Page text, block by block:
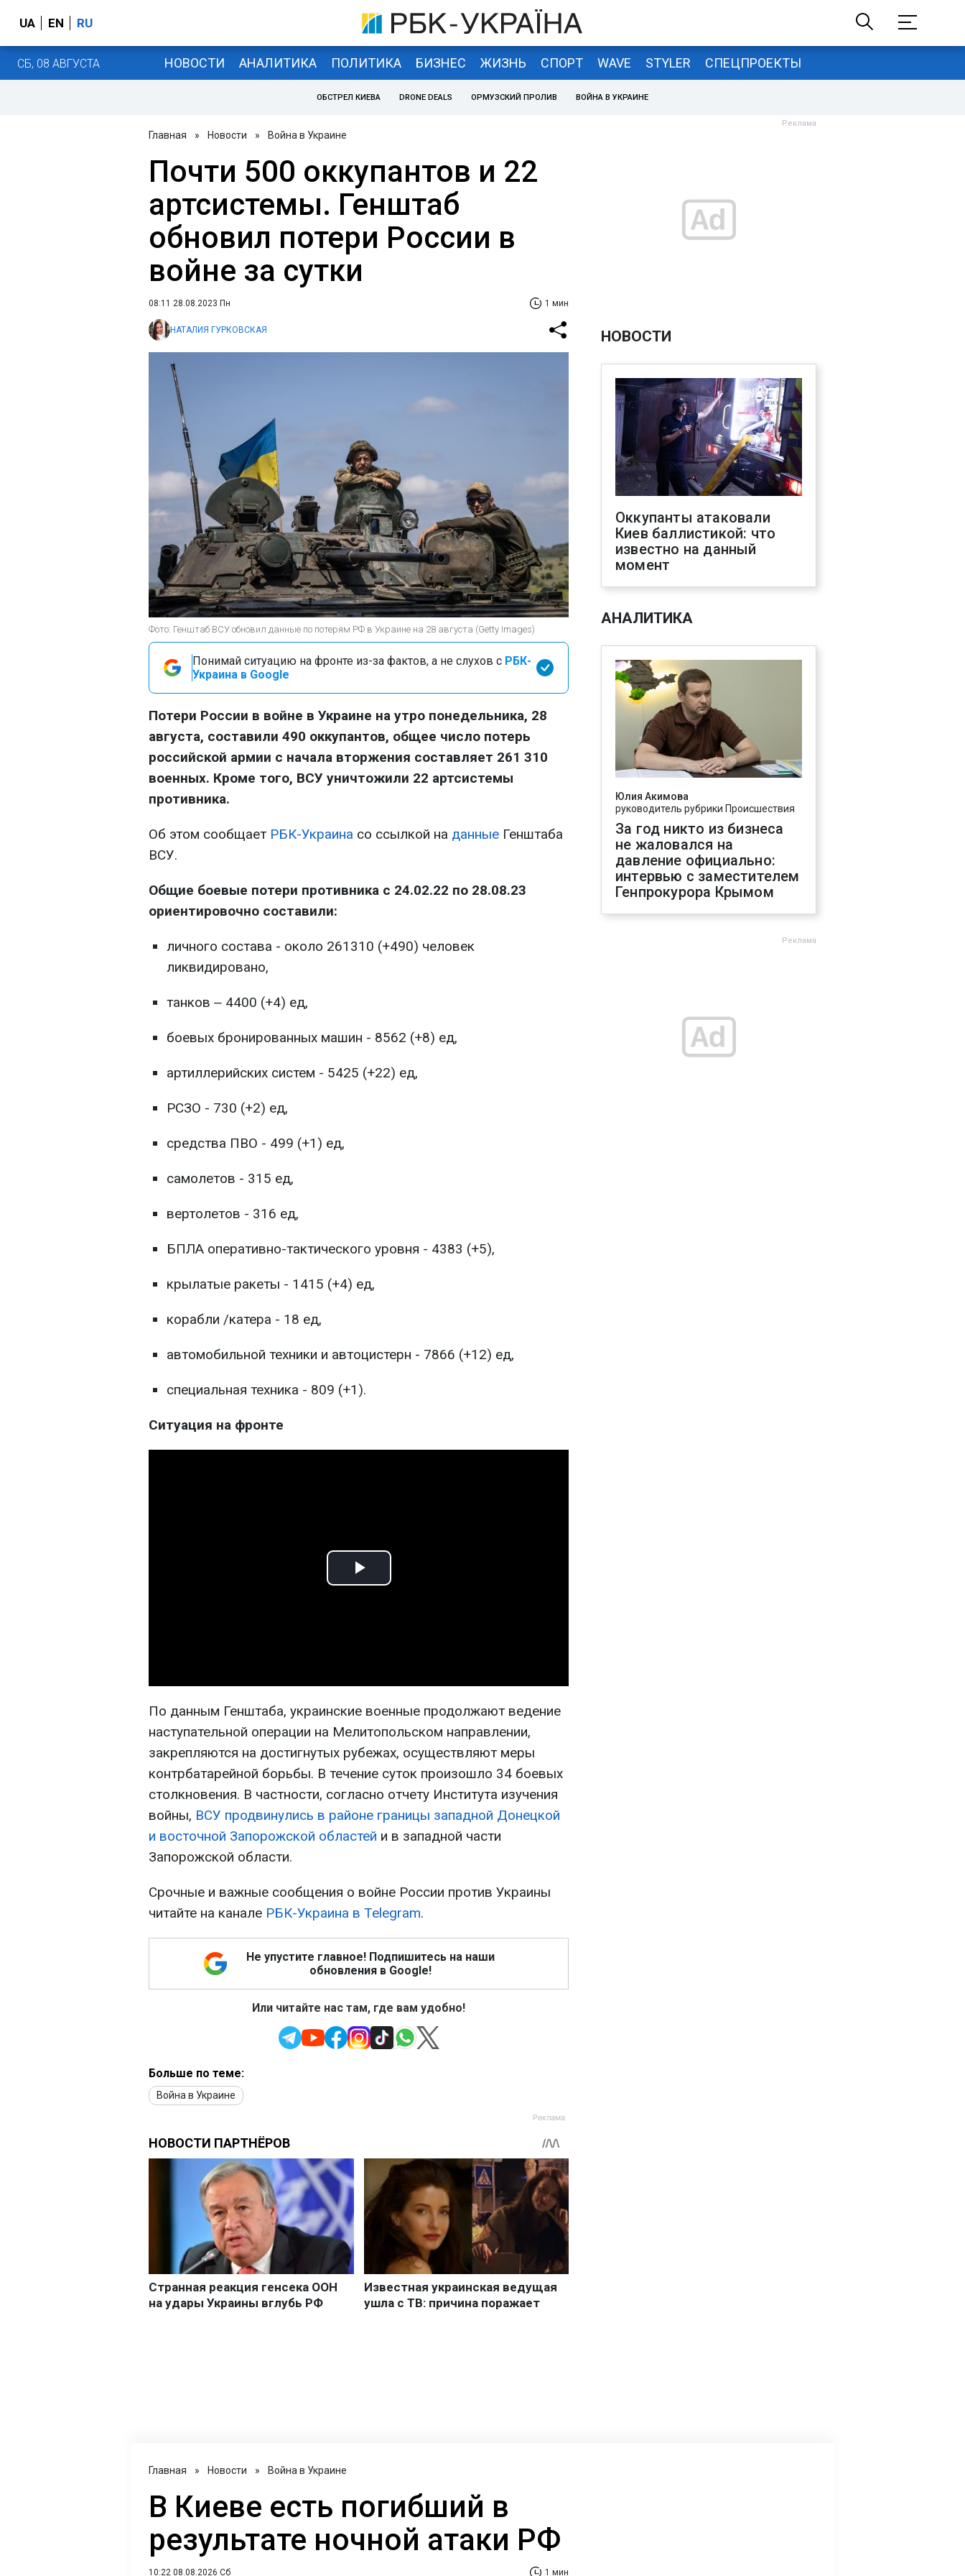
UA EN RU
СБ, 08 АВГУСТА НОВОСТИ АНАЛИТИКА ПОЛИТИКА БИЗНЕС ЖИЗНЬ СПОРТ WAVE STYLER СПЕЦПРОЕКТЫ
ОБСТРЕЛ КИЕВА DRONE DEALS ОРМУЗСКИЙ ПРОЛИВ ВОЙНА В УКРАИНЕ
Главная » Новости » Война в Украине
Почти 500 оккупантов и 22
артсистемы. Генштаб
обновил потери России в
войне за сутки
08:11 28.08.2023 Пн 1 мин
НАТАЛИЯ ГУРКОВСКАЯ
Фото: Генштаб ВСУ обновил данные по потерям РФ в Украине на 28 августа (Getty Images)
Понимай ситуацию на фронте из-за фактов, а не слухов с РБК-
Украина в Google
Потери России в войне в Украине на утро понедельника, 28
августа, составили 490 оккупантов, общее число потерь
российской армии с начала вторжения составляет 261 310
военных. Кроме того, ВСУ уничтожили 22 артсистемы
противника.
Об этом сообщает РБК-Украина со ссылкой на данные Генштаба
ВСУ.
Общие боевые потери противника с 24.02.22 по 28.08.23
ориентировочно составили:
личного состава - около 261310 (+490) человек
ликвидировано,
танков ‒ 4400 (+4) ед,
боевых бронированных машин - 8562 (+8) ед,
артиллерийских систем - 5425 (+22) ед,
РСЗО - 730 (+2) ед,
средства ПВО - 499 (+1) ед,
самолетов - 315 ед,
вертолетов - 316 ед,
БПЛА оперативно-тактического уровня - 4383 (+5),
крылатые ракеты - 1415 (+4) ед,
корабли /катера - 18 ед,
автомобильной техники и автоцистерн - 7866 (+12) ед,
специальная техника - 809 (+1).
Ситуация на фронте
Play
По данным Генштаба, украинские военные продолжают ведение
наступательной операции на Мелитопольском направлении,
закрепляются на достигнутых рубежах, осуществляют меры
контрбатарейной борьбы. В течение суток произошло 34 боевых
столкновения. В частности, согласно отчету Института изучения
войны, ВСУ продвинулись в районе границы западной Донецкой
и восточной Запорожской областей и в западной части
Запорожской области.
Срочные и важные сообщения о войне России против Украины
читайте на канале РБК-Украина в Telegram.
Не упустите главное! Подпишитесь на наши
обновления в Google!
Или читайте нас там, где вам удобно!
Больше по теме:
Война в Украине
НОВОСТИ
Оккупанты атаковали
Киев баллистикой: что
известно на данный
момент
АНАЛИТИКА
Юлия Акимова
руководитель рубрики Происшествия
За год никто из бизнеса
не жаловался на
давление официально:
интервью с заместителем
Генпрокурора Крымом
Главная » Новости » Война в Украине
В Киеве есть погибший в
результате ночной атаки РФ
10:22 08.08.2026 Сб 1 мин